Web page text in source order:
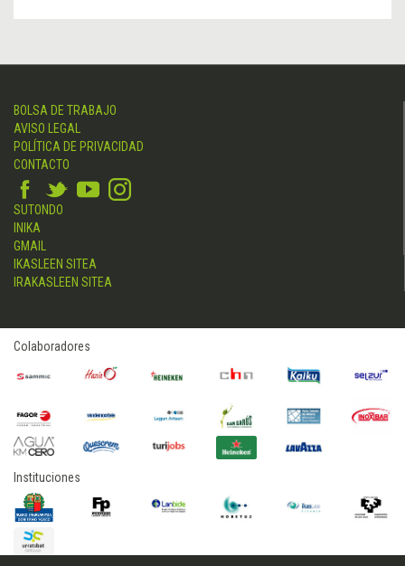
BOLSA DE TRABAJO
AVISO LEGAL
POLÍTICA DE PRIVACIDAD
CONTACTO
SUTONDO
INIKA
GMAIL
IKASLEEN SITEA
IRAKASLEEN SITEA
Colaboradores
Instituciones